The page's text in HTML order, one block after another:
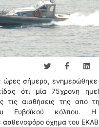
ώρες σήμερα, ενημερώθηκε
ότι μία 75χρονη
τις αισθήσεις της από
Ευβοϊκού κόλπου. Η
ασθενοφόρο όχημα του ΕΚΑΒ